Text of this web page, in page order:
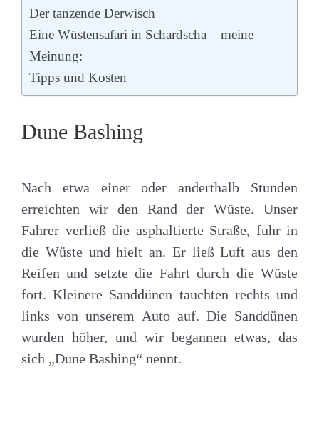
Der tanzende Derwisch
Eine Wüstensafari in Schardscha – meine
Meinung:
Tipps und Kosten
Dune Bashing
Nach etwa einer oder anderthalb Stunden
erreichten wir den Rand der Wüste. Unser
Fahrer verließ die asphaltierte Straße, fuhr in
die Wüste und hielt an. Er ließ Luft aus den
Reifen und setzte die Fahrt durch die Wüste
fort. Kleinere Sanddünen tauchten rechts und
links von unserem Auto auf. Die Sanddünen
wurden höher, und wir begannen etwas, das
sich „Dune Bashing“ nennt.